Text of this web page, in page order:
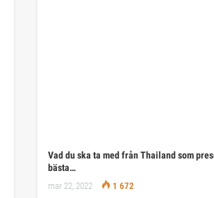
Vad du ska ta med från Thailand som
bästa…
mar 22, 2022 1 672